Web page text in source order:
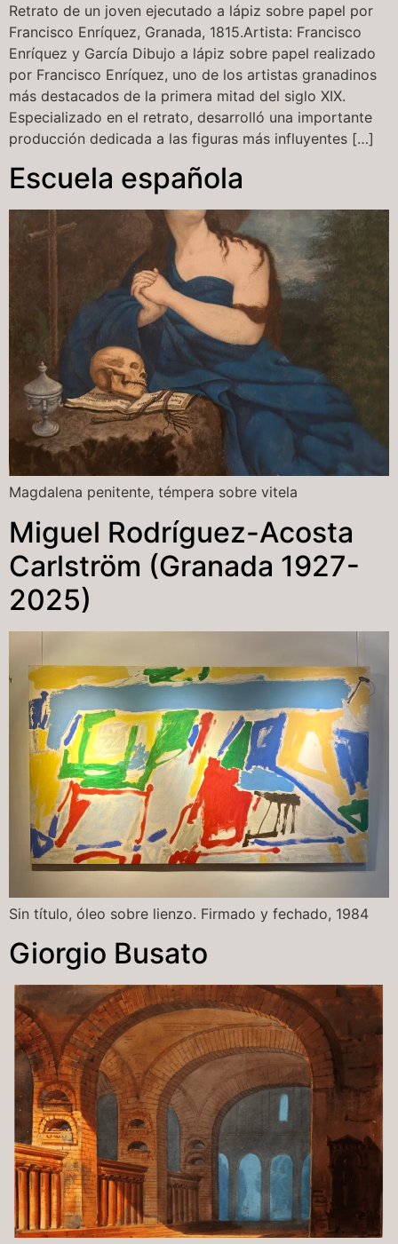
Retrato de un joven ejecutado a lápiz sobre papel por
Francisco Enríquez, Granada, 1815.Artista: Francisco
Enríquez y García Dibujo a lápiz sobre papel realizado
por Francisco Enríquez, uno de los artistas granadinos
más destacados de la primera mitad del siglo XIX.
Especializado en el retrato, desarrolló una importante
producción dedicada a las figuras más influyentes […]
Escuela española
Magdalena penitente, témpera sobre vitela
Miguel Rodríguez-Acosta
Carlström (Granada 1927-
2025)
Sin título, óleo sobre lienzo. Firmado y fechado, 1984
Giorgio Busato